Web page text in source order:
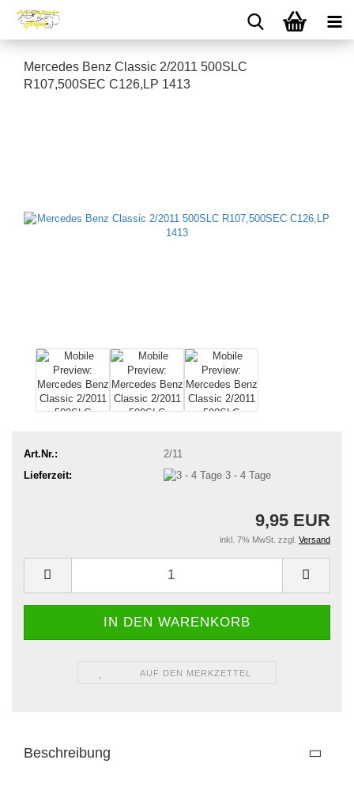
Mercedes Benz Classic 2/2011 500SLC
R107,500SEC C126,LP 1413
Art.Nr.:
2/11
Lieferzeit:
3 - 4 Tage
9,95 EUR
inkl. 7% MwSt. zzgl. Versand
AUF DEN MERKZETTEL
Beschreibung